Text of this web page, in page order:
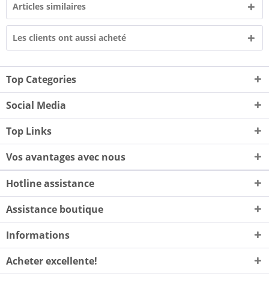
Articles similaires
Les clients ont aussi acheté
Top Categories
Social Media
Top Links
Vos avantages avec nous
Hotline assistance
Assistance boutique
Informations
Acheter excellente!